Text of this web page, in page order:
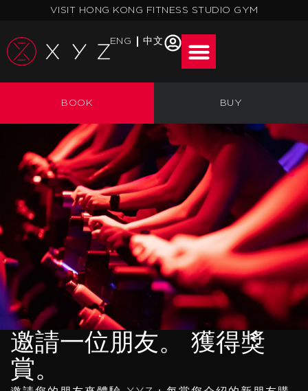
主
要
VISIT HONG KONG FITNESS STUDIO GYM
ENG 中文
BOOK BUY
分享
XYZ 的感受
邀請一位朋友。 獲得獎
賞。